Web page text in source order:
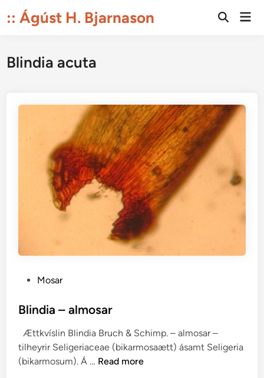
to:: Ágúst H. Bjarnason
Open
Blindia acuta
s
e
d
i
Mosar
Blindia – almosar
Ættkvíslin Blindia Bruch & Schimp. – almosar –
tilheyrir Seligeriaceae (bikarmosaætt) ásamt Seligeria
(bikarmosum). Á … B
Read more